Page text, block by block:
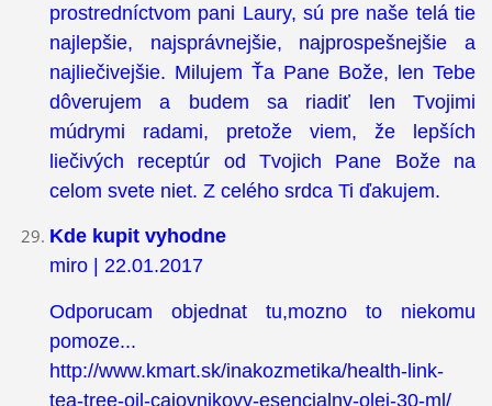
prostredníctvom pani Laury, sú pre naše telá tie
najlepšie, najsprávnejšie, najprospešnejšie a
najliečivejšie. Milujem Ťa Pane Bože, len Tebe
dôverujem a budem sa riadiť len Tvojimi
múdrymi radami, pretože viem, že lepších
liečivých receptúr od Tvojich Pane Bože na
celom svete niet. Z celého srdca Ti ďakujem.
Kde kupit vyhodne
miro | 22.01.2017
Odporucam objednat tu,mozno to niekomu
pomoze...
http://www.kmart.sk/inakozmetika/health-link-
tea-tree-oil-cajovnikovy-esencialny-olej-30-ml/